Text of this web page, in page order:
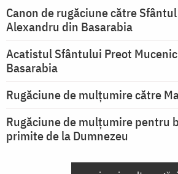
Canon de rugăciune către
Alexandru din Basarabia
Acatistul Sfântului Preot
Basarabia
Rugăciune de mulţumire către
Rugăciune de mulțumire pentru
primite de la Dumnezeu